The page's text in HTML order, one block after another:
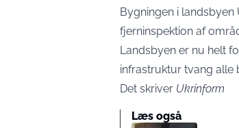
Bygningen i
fjerninspektion af
Landsbyen er nu helt
infrastruktur tvang alle
Det skriver Ukrinform
Læs også